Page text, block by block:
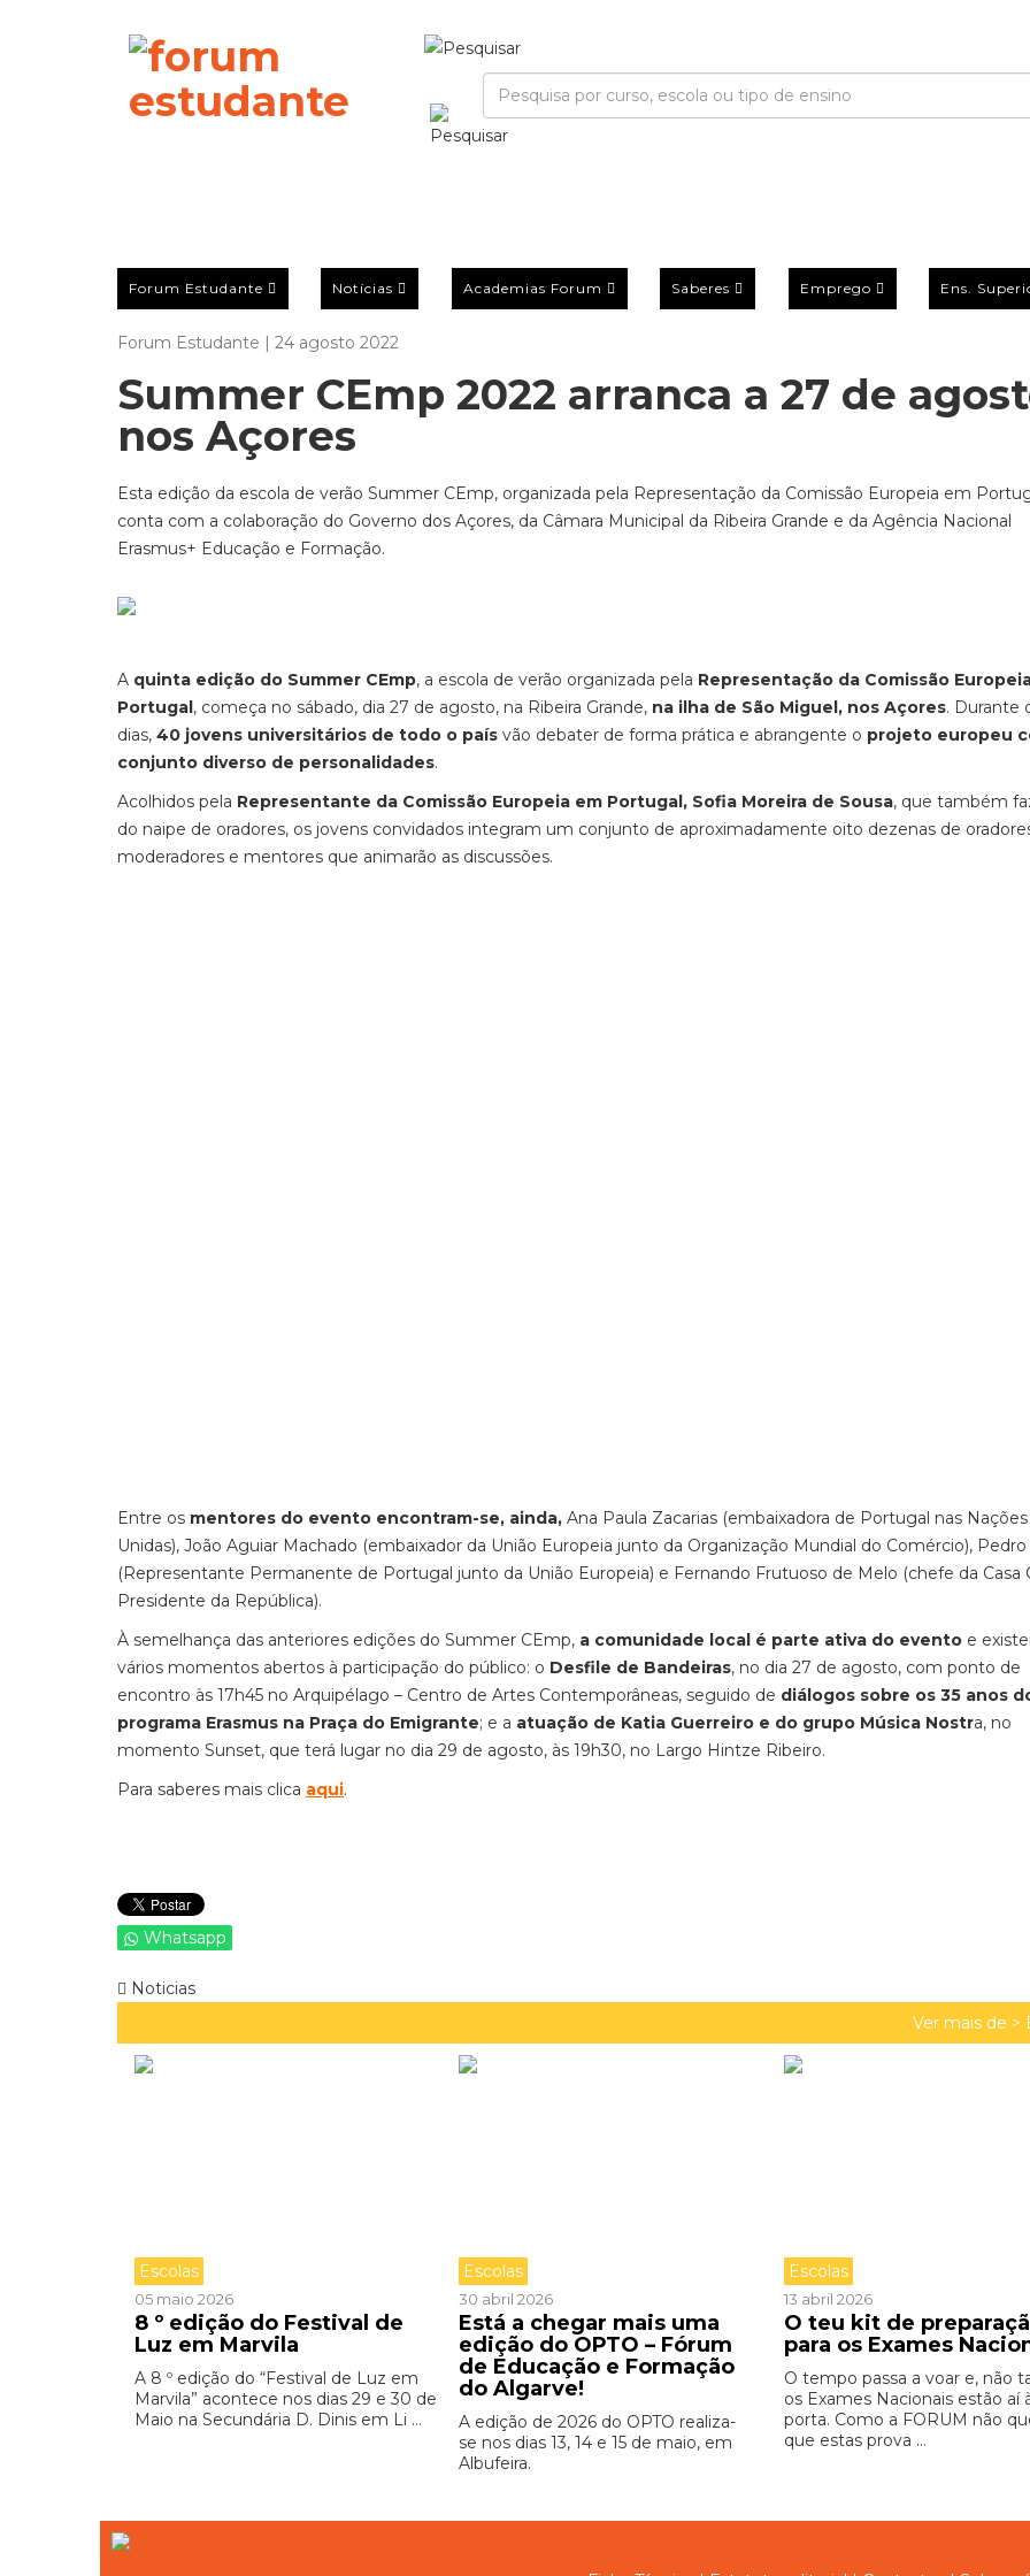
Forum Estudante Notícias Academias Forum Saberes Emprego Ens.
Forum Estudante | 24 agosto 2022
Summer CEmp 2022 arranca a 27 de
nos Açores
Esta edição da escola de verão Summer CEmp, organizada pela Representação da Comissão Europeia em
conta com a colaboração do Governo dos Açores, da Câmara Municipal da Ribeira Grande e da Agência Nacional
Erasmus+ Educação e Formação.
A quinta edição do Summer CEmp, a escola de verão organizada pela Representação da Comissão
Portugal, começa no sábado, dia 27 de agosto, na Ribeira Grande, na ilha de São Miguel, nos Açores. Durante
dias, 40 jovens universitários de todo o país vão debater de forma prática e abrangente o projeto europeu
conjunto diverso de personalidades.
Acolhidos pela Representante da Comissão Europeia em Portugal, Sofia Moreira de Sousa, que também
do naipe de oradores, os jovens convidados integram um conjunto de aproximadamente oito dezenas de
moderadores e mentores que animarão as discussões.
Entre os mentores do evento encontram-se, ainda, Ana Paula Zacarias (embaixadora de Portugal nas Nações
Unidas), João Aguiar Machado (embaixador da União Europeia junto da Organização Mundial do Comércio),
(Representante Permanente de Portugal junto da União Europeia) e Fernando Frutuoso de Melo (chefe da Casa
Presidente da República).
À semelhança das anteriores edições do Summer CEmp, a comunidade local é parte ativa do evento e
vários momentos abertos à participação do público: o Desfile de Bandeiras, no dia 27 de agosto, com ponto de
encontro às 17h45 no Arquipélago – Centro de Artes Contemporâneas, seguido de diálogos sobre os 35 anos
programa Erasmus na Praça do Emigrante; e a atuação de Katia Guerreiro e do grupo Música Nostra, no
momento Sunset, que terá lugar no dia 29 de agosto, às 19h30, no Largo Hintze Ribeiro.
Para saberes mais clica aqui.
Whatsapp
Noticias
Ver mais de >
Escolas
05 maio 2026
8 º edição do Festival de
Luz em Marvila
A 8 º edição do “Festival de Luz em
Marvila” acontece nos dias 29 e 30 de
Maio na Secundária D. Dinis em Li ...
Escolas
30 abril 2026
Está a chegar mais uma
edição do OPTO – Fórum
de Educação e Formação
do Algarve!
A edição de 2026 do OPTO realiza-
se nos dias 13, 14 e 15 de maio, em
Albufeira.
Escolas
13 abril 2026
O teu kit de
para os Exames
O tempo passa a voar e, não
os Exames Nacionais estão aí
porta. Como a FORUM não
que estas prova ...